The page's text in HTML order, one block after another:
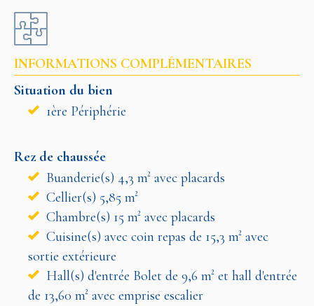
INFORMATIONS COMPLÉMENTAIRES
Situation du bien
1ère Périphérie
Rez de chaussée
Buanderie(s) 4,3 m² avec placards
Cellier(s) 5,85 m²
Chambre(s) 15 m² avec placards
Cuisine(s) avec coin repas de 15,3 m² avec
sortie extérieure
Hall(s) d'entrée Bolet de 9,6 m² et hall d'entrée
de 13,60 m² avec emprise escalier